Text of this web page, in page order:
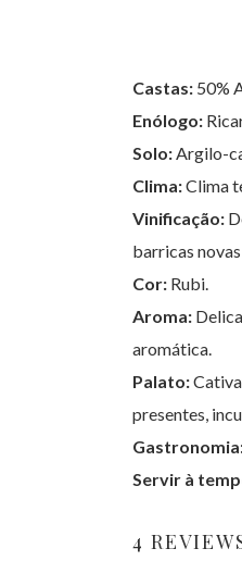
Castas: 50%
Enólogo:
Solo:Argilo-
Clima:Clima
Vinificação:
barricas
Cor: Rubi.
Aroma:
aromática.
Palato:
presentes,
Servir à
4